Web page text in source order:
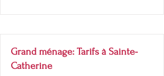
Grand ménage: Tarifs à Sainte-
Catherine